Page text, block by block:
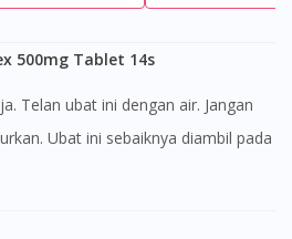
500mg Tablet 14s
Ubat ini sebaiknya diambil pada